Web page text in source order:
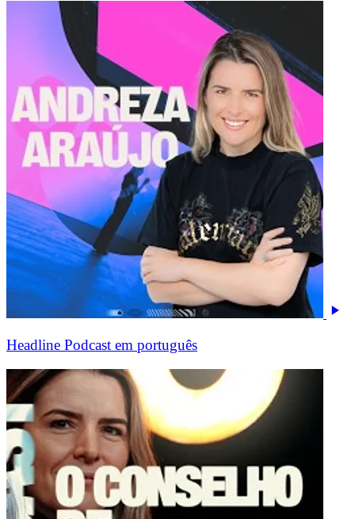
Headline Podcast em português